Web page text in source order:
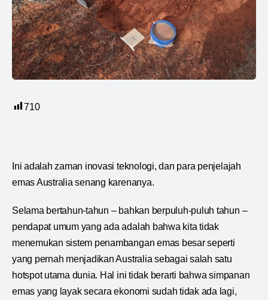
710
Ini adalah zaman inovasi teknologi, dan para penjelajah
emas Australia senang karenanya.
Selama bertahun-tahun – bahkan berpuluh-puluh tahun –
pendapat umum yang ada adalah bahwa kita tidak
menemukan sistem penambangan emas besar seperti
yang pernah menjadikan Australia sebagai salah satu
hotspot utama dunia. Hal ini tidak berarti bahwa simpanan
emas yang layak secara ekonomi sudah tidak ada lagi,